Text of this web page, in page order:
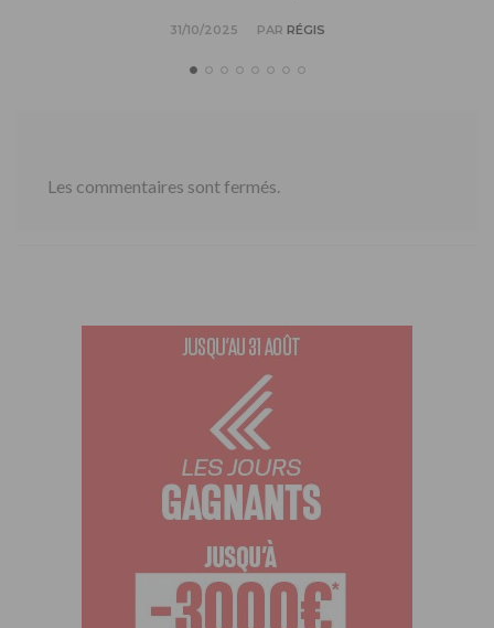
31/10/2025 PAR RÉGIS
Les commentaires sont fermés.